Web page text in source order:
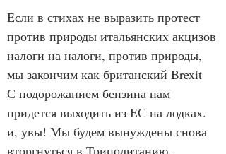
Если в стихах не выразить протест
против природы итальянских акцизов
налоги на налоги, против природы,
мы закончим как британский Brexit
С подорожанием бензина нам
придется выходить из ЕС на лодках.
и, увы! Мы будем вынуждены снова
вторгнуться в Триполитанию.